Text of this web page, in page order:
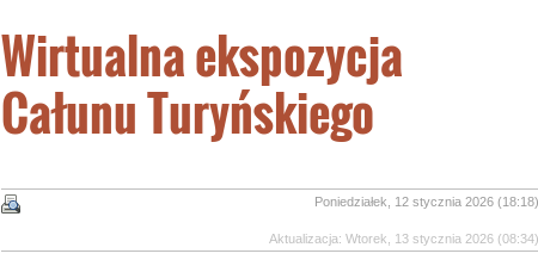
Wirtualna ekspozycja
Całunu Turyńskiego
Poniedziałek, 12 stycznia 2026 (18:18)
Aktualizacja: Wtorek, 13 stycznia 2026 (08:34)